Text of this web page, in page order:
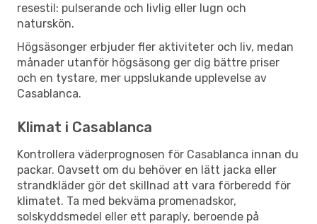
resestil: pulserande och livlig eller lugn och
naturskön.
Högsäsonger erbjuder fler aktiviteter och liv, medan
månader utanför högsäsong ger dig bättre priser
och en tystare, mer uppslukande upplevelse av
Casablanca.
Klimat i Casablanca
Kontrollera väderprognosen för Casablanca innan du
packar. Oavsett om du behöver en lätt jacka eller
strandkläder gör det skillnad att vara förberedd för
klimatet. Ta med bekväma promenadskor,
solskyddsmedel eller ett paraply, beroende på